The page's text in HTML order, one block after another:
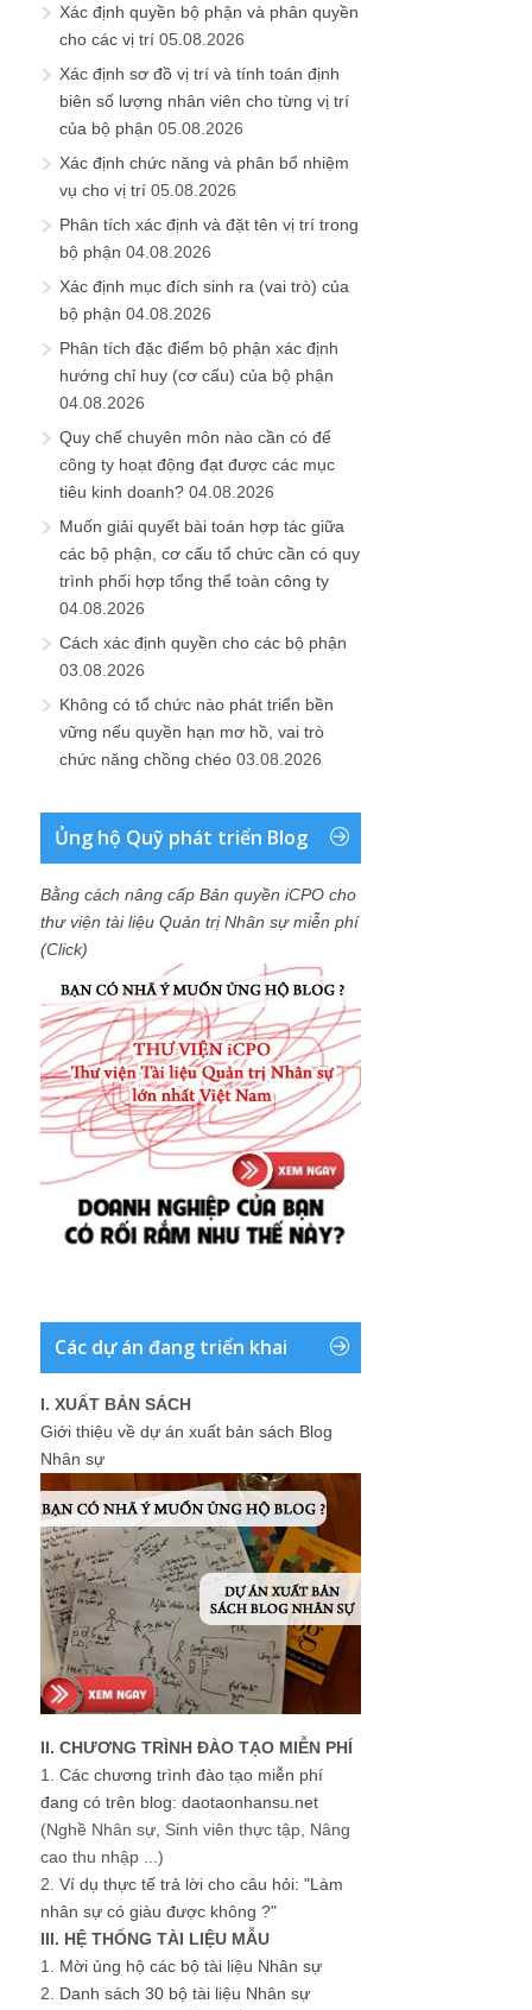
Xác định quyền bộ phận và phân quyền
cho các vị trí 05.08.2026
Xác định sơ đồ vị trí và tính toán định
biên số lượng nhân viên cho từng vị trí
của bộ phận 05.08.2026
Xác định chức năng và phân bổ nhiệm
vụ cho vị trí 05.08.2026
Phân tích xác định và đặt tên vị trí trong
bộ phận 04.08.2026
Xác định mục đích sinh ra (vai trò) của
bộ phận 04.08.2026
Phân tích đặc điểm bộ phận xác định
hướng chỉ huy (cơ cấu) của bộ phận
04.08.2026
Quy chế chuyên môn nào cần có để
công ty hoạt động đạt được các mục
tiêu kinh doanh? 04.08.2026
Muốn giải quyết bài toán hợp tác giữa
các bộ phận, cơ cấu tổ chức cần có quy
trình phối hợp tổng thể toàn công ty
04.08.2026
Cách xác định quyền cho các bộ phận
03.08.2026
Không có tổ chức nào phát triển bền
vững nếu quyền hạn mơ hồ, vai trò
chức năng chồng chéo 03.08.2026
Ủng hộ Quỹ phát triển Blog
Bằng cách nâng cấp Bản quyền iCPO cho
thư viện tài liệu Quản trị Nhân sự miễn phí
(Click)
Các dự án đang triển khai
I. XUẤT BẢN SÁCH
Giới thiệu về dự án xuất bản sách Blog
Nhân sự
II. CHƯƠNG TRÌNH ĐÀO TẠO MIỄN PHÍ
1. Các chương trình đào tạo miễn phí
đang có trên blog: daotaonhansu.net
(Nghề Nhân sự, Sinh viên thực tập, Nâng
cao thu nhập ...)
2. Ví dụ thực tế trả lời cho câu hỏi: "Làm
nhân sự có giàu được không ?"
III. HỆ THỐNG TÀI LIỆU MẪU
1. Mời ủng hộ các bộ tài liệu Nhân sự
2. Danh sách 30 bộ tài liệu Nhân sự